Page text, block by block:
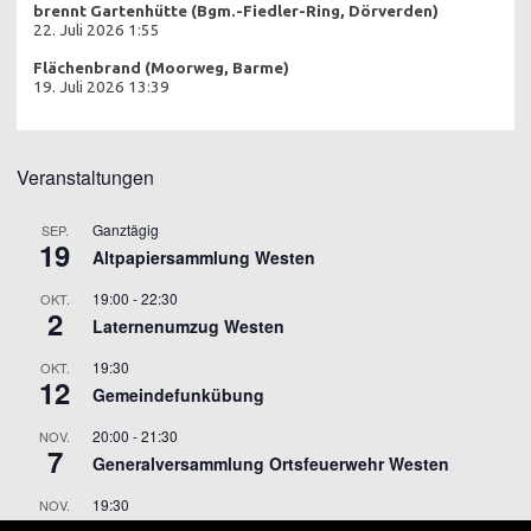
brennt Gartenhütte (Bgm.-Fiedler-Ring, Dörverden)
22. Juli 2026 1:55
Flächenbrand (Moorweg, Barme)
19. Juli 2026 13:39
Veranstaltungen
SEP.
19
Ganztägig
Altpapiersammlung Westen
OKT.
2
19:00 -22:30
Laternenumzug Westen
OKT.
12
19:30
Gemeindefunkübung
NOV.
7
20:00 -21:30
Generalversammlung Ortsfeuerwehr Westen
NOV. 19:30